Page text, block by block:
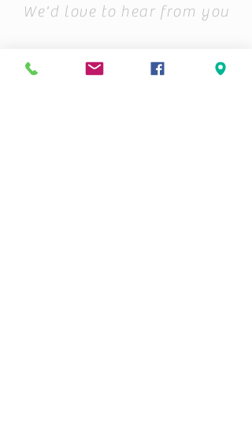
We'd love to hear from you